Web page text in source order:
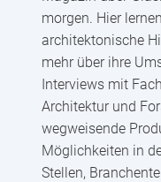
morgen. Hier
architektonische
mehr über ihre
Interviews mit
Architektur und
wegweisende
Möglichkeiten in
Stellen,